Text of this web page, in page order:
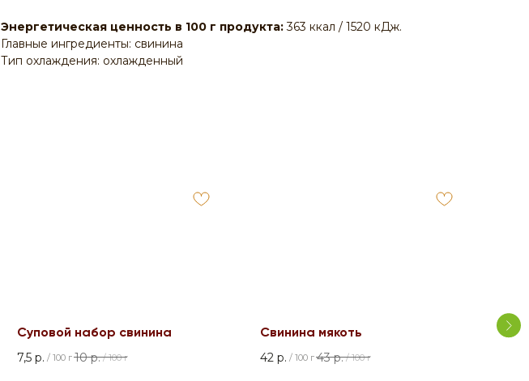
Энергетическая ценность в 100 г продукта:363 ккал / 1520 кДж.
Главные ингредиенты: свинина
Тип охлаждения: охлажденный
Суповой набор свинина
7,5 р. / 100 г 10 р. / 100 г
Свинина мякоть
42 р. / 100 г 43 р. / 100 г